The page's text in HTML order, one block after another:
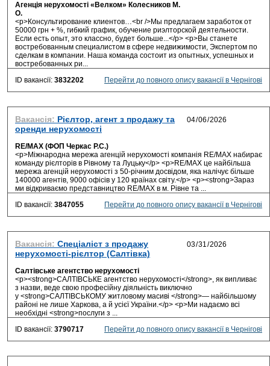
Агенція нерухомості «Велком» Колесников М.
О.
<p>Консультирование клиентов…<br />Мы предлагаем заработок от
50000 грн + %, гибкий график, обучение риэлторской деятельности.
Если есть опыт, это классно, будет больше...</p> <p>Вы станете
востребованным специалистом в сфере недвижимости, Экспертом по
сделкам в компании. Наша команда состоит из опытных, успешных и
востребованных ри...
ID вакансії: 3832202 Перейти до повного опису вакансії в Чернігові
Вакансія: Рієлтор, агент з продажу та
оренди нерухомості
RE/MAX (ФОП Черкас Р.С.)
<p>Міжнародна мережа агенцій нерухомості компанія RE/MAX набирає
команду рієлторів в Рівному та Луцьку</p> <p>RE/MAX це найбільша
мережа агенцій нерухомості з 50-річним досвідом, яка налічує більше
140000 агентів, 9000 офісів у 120 країнах світу.</p> <p><strong>Зараз
ми відкриваємо представництво RE/MAX в м. Рівне та ...
ID вакансії: 3847055 Перейти до повного опису вакансії в Чернігові
Вакансія: Спеціаліст з продажу
нерухомості-рієлтор (Салтівка)
Салтівське агентство нерухомості
<p><strong>САЛТІВСЬКЕ агентство нерухомості</strong>, як випливає
з назви, веде свою професійну діяльність виключно
у <strong>САЛТІВСЬКОМУ житловому масиві </strong>— найбільшому
районі не лише Харкова, а й усієї України.</p> <p>Ми надаємо всі
необхідні <strong>послуги з ...
ID вакансії: 3790717 Перейти до повного опису вакансії в Чернігові